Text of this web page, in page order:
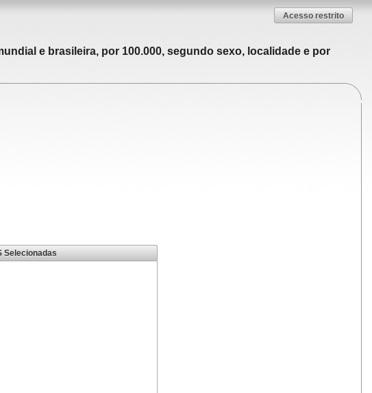
Acesso restrito
e brasileira, por 100.000, segundo sexo, localidade e por
Selecionadas